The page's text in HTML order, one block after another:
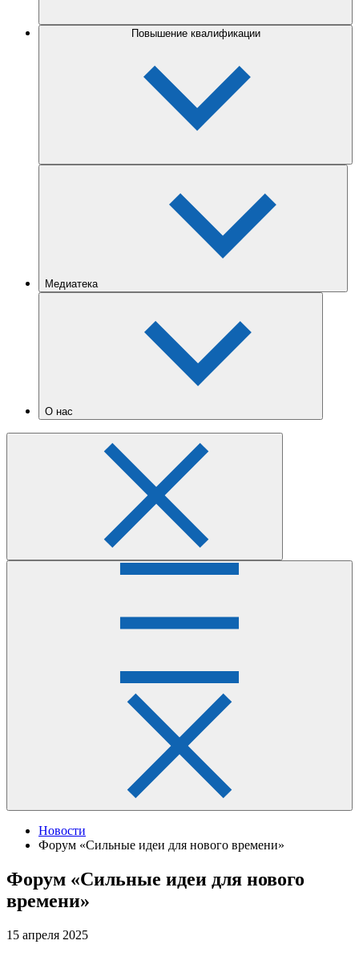
Повышение квалификации
Медиатека
О нас
Новости
Форум «Сильные идеи для нового времени»
Форум «Сильные идеи для нового
времени»
15 апреля 2025